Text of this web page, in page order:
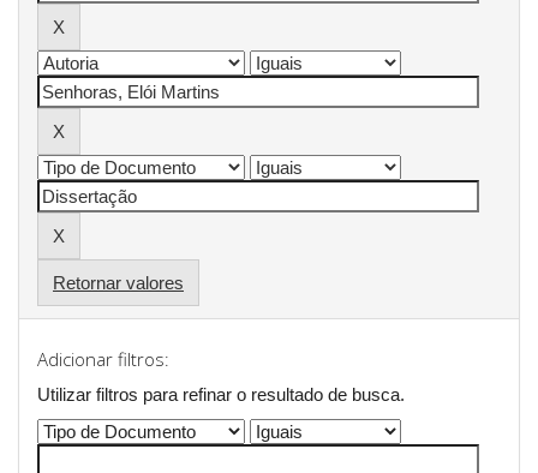
Retornar valores
Adicionar filtros:
Utilizar filtros para refinar o resultado de busca.